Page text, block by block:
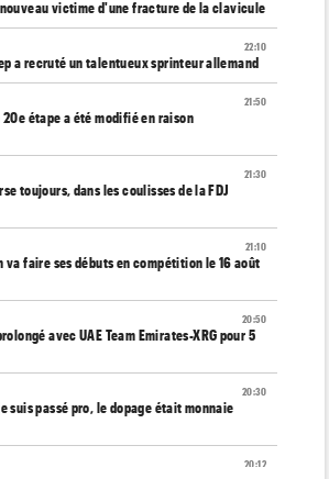
victime d'une fracture de la clavicule
22:10
a recruté un talentueux sprinteur allemand
21:50
étape a été modifié en raison
21:30
toujours, dans les coulisses de la FDJ
21:10
va faire ses débuts en compétition le 16 août
20:50
avec UAE Team Emirates-XRG pour 5
20:30
suis passé pro, le dopage était monnaie
20:12